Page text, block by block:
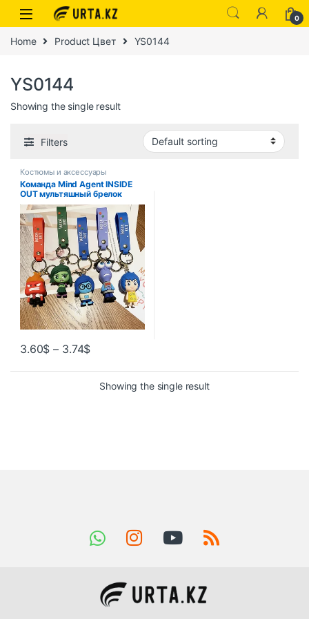
0
Home Product Цвет YS0144
YS0144
Showing the single result
Filters
Костюмы и аксессуары
Команда Mind Agent INSIDE
OUT мультяшный брелок
автомобильный брелок
кольцо кулон аниме оптовая
продажа маленькие подарки
3.60$ – 3.74$
Showing the single result